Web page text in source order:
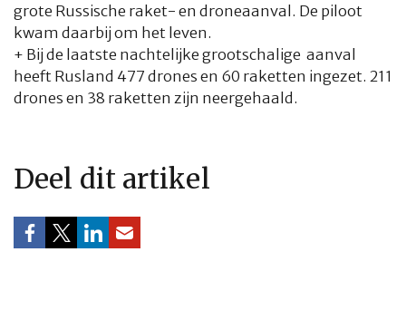
grote Russische raket- en droneaanval. De piloot
kwam daarbij om het leven.
+ Bij de laatste nachtelijke grootschalige aanval
heeft Rusland 477 drones en 60 raketten ingezet. 211
drones en 38 raketten zijn neergehaald.
Deel dit artikel